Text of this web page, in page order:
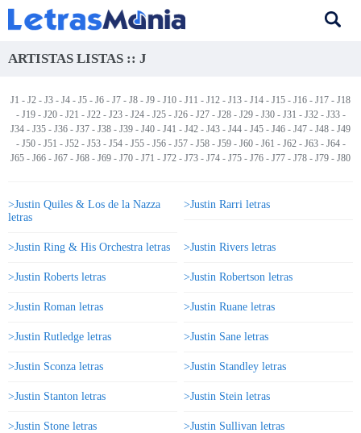
ARTISTAS LISTAS :: J
J1 - J2 - J3 - J4 - J5 - J6 - J7 - J8 - J9 - J10 - J11 - J12 - J13 - J14 - J15 - J16 - J17 - J18
- J19- J20- J21 - J22- J23- J24- J25- J26- J27- J28- J29- J30- J31 - J32- J33-
J34 - J35 - J36 - J37 - J38 - J39 - J40 - J41 - J42 - J43 - J44 - J45 - J46 - J47 - J48 - J49
- J50- J51 - J52- J53- J54- J55- J56- J57- J58- J59- J60- J61 - J62- J63- J64-
J65 - J66 - J67 - J68 - J69 - J70 - J71 - J72 - J73 - J74 - J75 - J76 - J77 - J78 - J79 - J80
>Justin Quiles & Los de la Nazza
letras
>Justin Rarri letras
>Justin Ring & His Orchestra letras >Justin Rivers letras
>Justin Roberts letras >Justin Robertson letras
>Justin Roman letras >Justin Ruane letras
>Justin Rutledge letras >Justin Sane letras
>Justin Sconza letras >Justin Standley letras
>Justin Stanton letras >Justin Stein letras
>Justin Stone letras >Justin Sullivan letras